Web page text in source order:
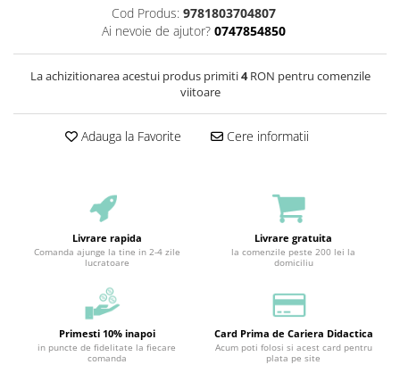
Cod Produs: 9781803704807
Ai nevoie de ajutor? 0747854850
La achizitionarea acestui produs primiti4RON pentru comenzile
viitoare
Adauga la Favorite Cere informatii
Livrare rapida
Comanda ajunge la tine in 2-4 zile
lucratoare
Livrare gratuita
la comenzile peste 200 lei la
domiciliu
Primesti 10% inapoi
in puncte de fidelitate la fiecare
comanda
Card Prima de Cariera Didactica
Acum poti folosi si acest card pentru
plata pe site